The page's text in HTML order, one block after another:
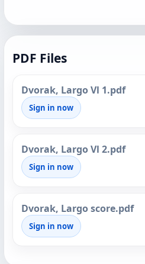
PDF Files
Dvorak, Largo Vl 1.pdf
Sign in now
Dvorak, Largo Vl 2.pdf
Sign in now
Dvorak, Largo score.pdf
Sign in now